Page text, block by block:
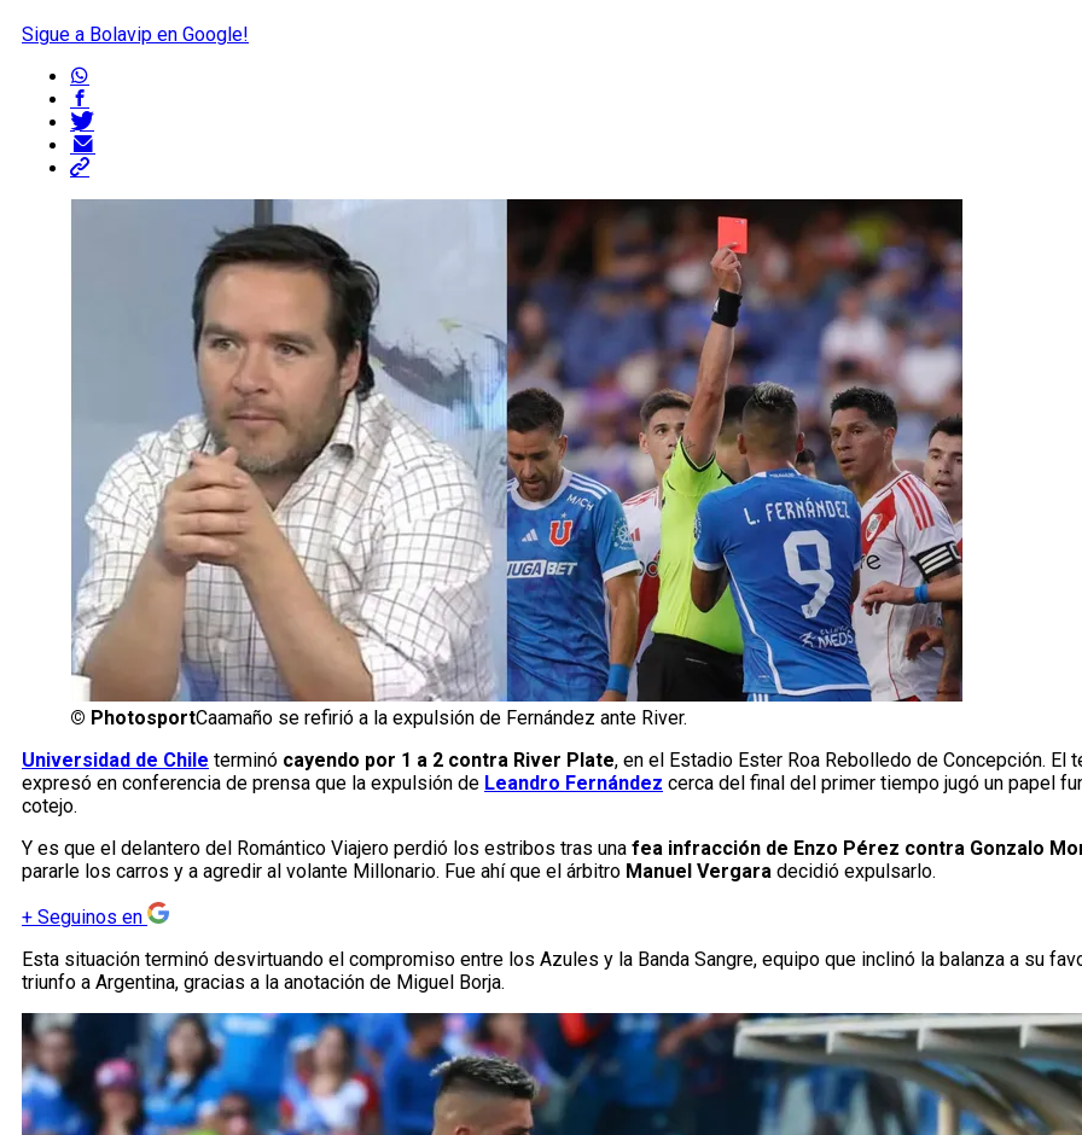
Sigue a Bolavip en Google!
© PhotosportCaamaño se refirió a la expulsión de Fernández ante River.
Universidad de Chile terminó cayendo por 1 a 2 contra River Plate, en el Estadio Ester Roa Rebolledo de Concepción. El
expresó en conferencia de prensa que la expulsión de Leandro Fernández cerca del final del primer tiempo jugó un papel
cotejo.
Y es que el delantero del Romántico Viajero perdió los estribos tras una fea infracción de Enzo Pérez contra Gonzalo
pararle los carros y a agredir al volante Millonario. Fue ahí que el árbitro Manuel Vergara decidió expulsarlo.
+ Seguinos en
Esta situación terminó desvirtuando el compromiso entre los Azules y la Banda Sangre, equipo que inclinó la balanza a su
triunfo a Argentina, gracias a la anotación de Miguel Borja.